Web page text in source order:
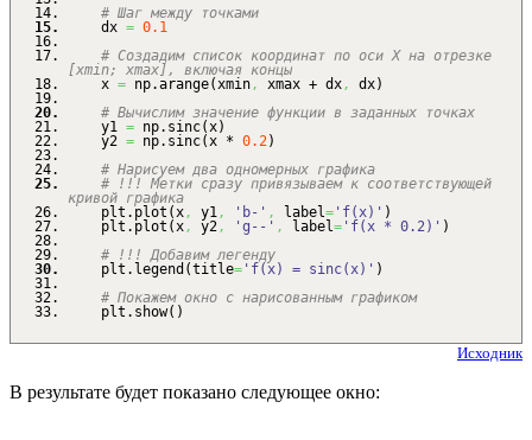
# Шаг между точками
dx = 0.1
# Создадим список координат по оси X на отрезке
[xmin; xmax], включая концы
x = np.arange(xmin, xmax + dx, dx)
# Вычислим значение функции в заданных точках
y1 = np. sinc(x)
y2 = np. sinc(x * 0.2)
# Нарисуем два одномерных графика
# !!! Метки сразу привязываем к соответствующей
кривой графика
plt. plot (x, y1, 'b-' , label= 'f(x)' )
plt. plot (x, y2, 'g--' , label= 'f(x * 0.2)' )
# !!! Добавим легенду
plt. legend (title= 'f(x) = sinc(x)' )
# Покажем окно с нарисованным графиком
plt. show( )
Исходник
В результате будет показано следующее окно: